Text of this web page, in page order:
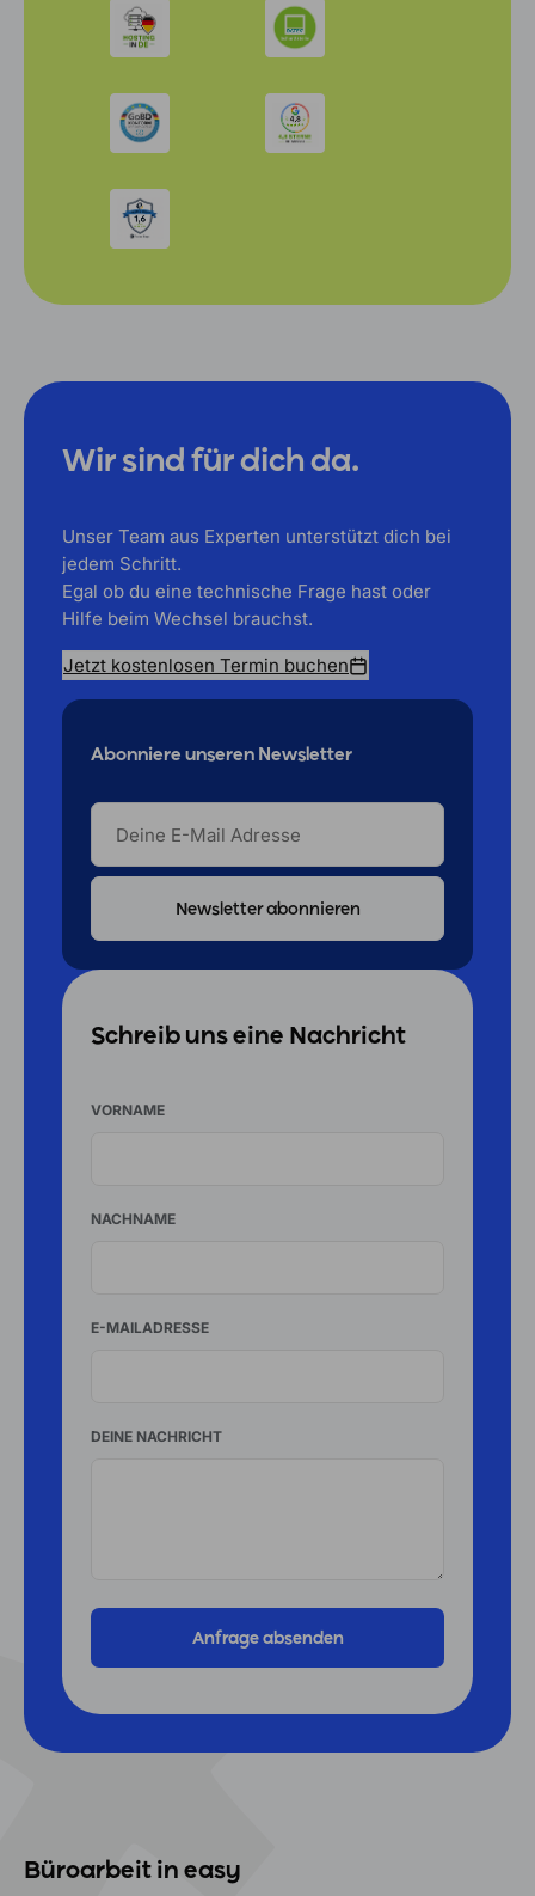
Wir sind für dich da.
Unser Team aus Experten unterstützt dich bei
jedem Schritt.
Egal ob du eine technische Frage hast oder
Hilfe beim Wechsel brauchst.
Jetzt kostenlosen Termin buchen
Abonniere unseren Newsletter
DEINE
MAIL
ADRESSE
Schreib uns eine Nachricht
VORNAME
NACHNAME
E-MAILADRESSE
DEINE NACHRICHT
Büroarbeit in easy